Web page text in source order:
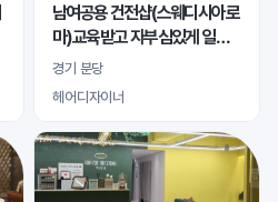
남여공용 건전샵(스웨디시아로
마)교육받고 자부심있게 일하
실 바디테라피사 모십니다
경기 분당
헤어디자이너